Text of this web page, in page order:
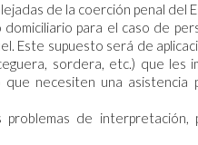
de la coerción penal del
para el caso de
Este supuesto será de
sordera, etc.) que les
necesiten una
de interpretación,